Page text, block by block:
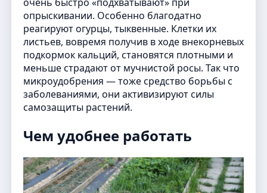
опрыскивании. Особенно благодатно
реагируют огурцы, тыквенные. Клетки их
листьев, вовремя получив в ходе внекорневых
подкормок кальций, становятся плотными и
меньше страдают от мучнистой росы. Так что
микроудобрения — тоже средство борьбы с
заболеваниями, они активизируют силы
самозащиты растений.
Чем удобнее работать